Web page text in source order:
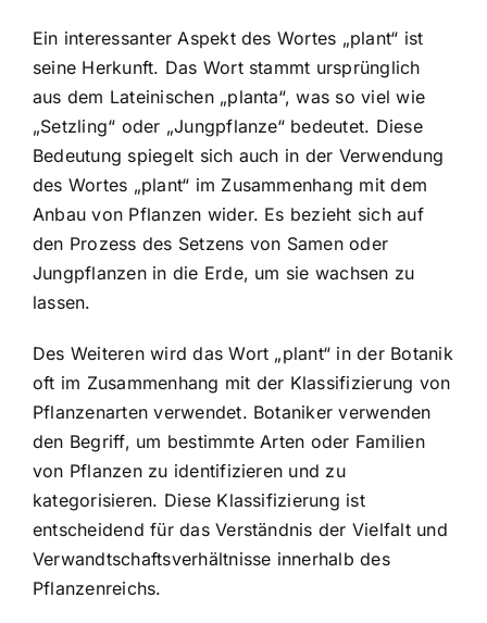
Ein interessanter Aspekt des Wortes „plant“ ist
seine Herkunft. Das Wort stammt ursprünglich
aus dem Lateinischen „planta“, was so viel wie
„Setzling“ oder „Jungpflanze“ bedeutet. Diese
Bedeutung spiegelt sich auch in der Verwendung
des Wortes „plant“ im Zusammenhang mit dem
Anbau von Pflanzen wider. Es bezieht sich auf
den Prozess des Setzens von Samen oder
Jungpflanzen in die Erde, um sie wachsen zu
lassen.
Des Weiteren wird das Wort „plant“ in der Botanik
oft im Zusammenhang mit der Klassifizierung von
Pflanzenarten verwendet. Botaniker verwenden
den Begriff, um bestimmte Arten oder Familien
von Pflanzen zu identifizieren und zu
kategorisieren. Diese Klassifizierung ist
entscheidend für das Verständnis der Vielfalt und
Verwandtschaftsverhältnisse innerhalb des
Pflanzenreichs.